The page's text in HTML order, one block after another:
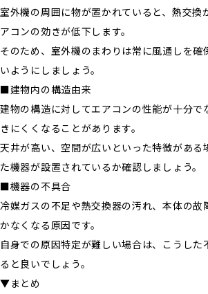
室外機の周囲に物が置かれていると、熱交換
アコンの効きが低下します。
そのため、室外機のまわりは常に風通しを確
いようにしましょう。
■建物内の構造由来
建物の構造に対してエアコンの性能が十分で
きにくくなることがあります。
天井が高い、空間が広いといった特徴がある
た機器が設置されているか確認しましょう。
■機器の不具合
冷媒ガスの不足や熱交換器の汚れ、本体の故
かなくなる原因です。
自身での原因特定が難しい場合は、こうした
ると良いでしょう。
▼まとめ